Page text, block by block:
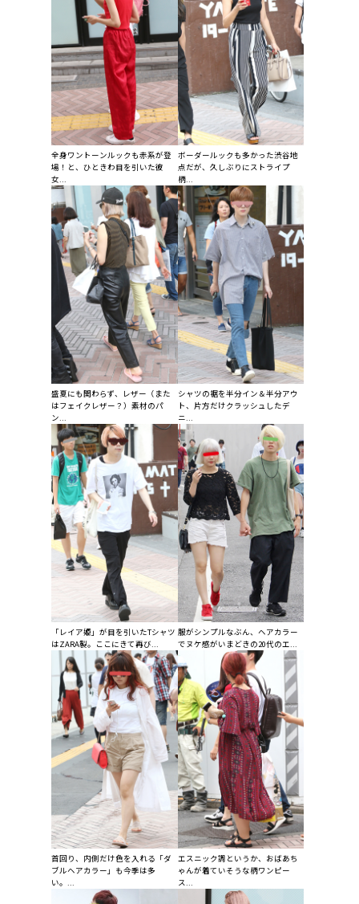
全身ワントーンルックも赤系が登
場！と、ひときわ目を引いた彼
女...
ボーダールックも多かった渋谷地
点だが、久しぶりにストライプ
柄...
盛夏にも関わらず、レザー（また
はフェイクレザー？）素材のパ
ン...
シャツの裾を半分イン＆半分アウ
ト、片方だけクラッシュしたデ
ニ...
「レイア姫」が目を引いたTシャツ
はZARA製。ここにきて再び...
服がシンプルなぶん、ヘアカラー
でヌケ感がいまどきの20代のエ...
首回り、内側だけ色を入れる「ダ
ブルヘアカラー」も今季は多
い。...
エスニック調というか、おばあち
ゃんが着ていそうな柄ワンピー
ス...